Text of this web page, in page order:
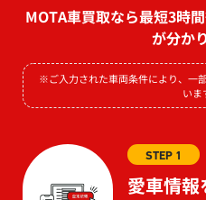
MOTA車買取なら最短3時
が分か
※ご入力された車両条件により、一
いま
STEP 1
愛車情報